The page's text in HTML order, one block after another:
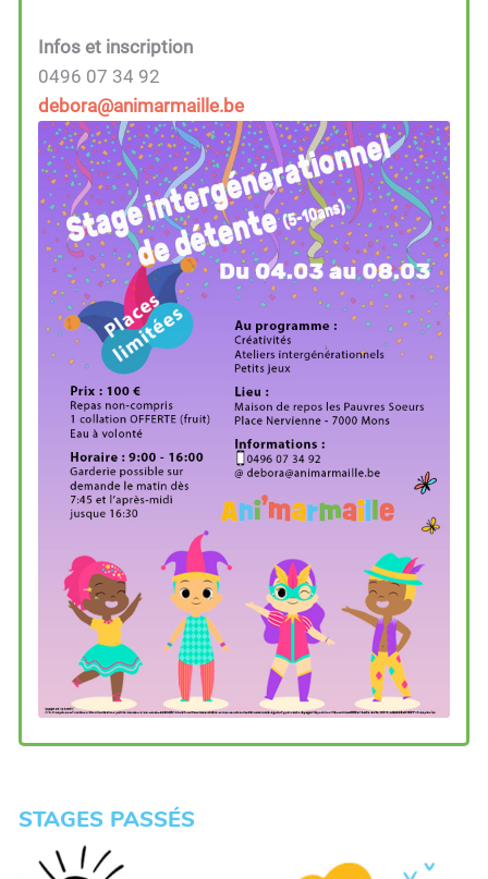
Infos et inscription
0496 07 34 92
debora@animarmaille.be
STAGES PASSÉS